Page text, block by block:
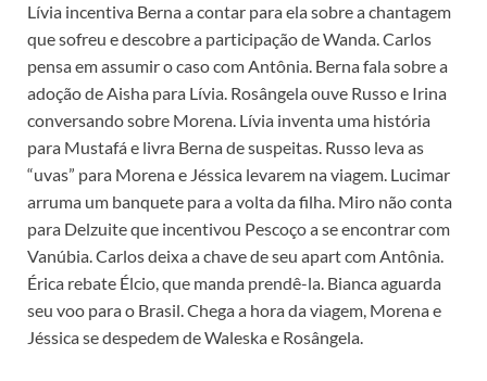
Lívia incentiva Berna a contar para ela sobre a chantagem
que sofreu e descobre a participação de Wanda. Carlos
pensa em assumir o caso com Antônia. Berna fala sobre a
adoção de Aisha para Lívia. Rosângela ouve Russo e Irina
conversando sobre Morena. Lívia inventa uma história
para Mustafá e livra Berna de suspeitas. Russo leva as
“uvas” para Morena e Jéssica levarem na viagem. Lucimar
arruma um banquete para a volta da filha. Miro não conta
para Delzuite que incentivou Pescoço a se encontrar com
Vanúbia. Carlos deixa a chave de seu apart com Antônia.
Érica rebate Élcio, que manda prendê-la. Bianca aguarda
seu voo para o Brasil. Chega a hora da viagem, Morena e
Jéssica se despedem de Waleska e Rosângela.